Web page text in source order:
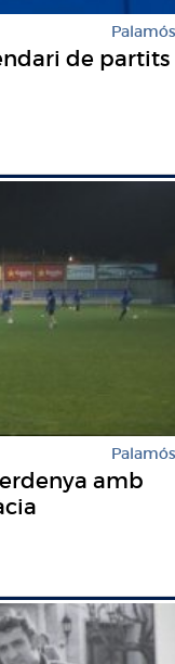
Palamós
de partits
Palamós
amb